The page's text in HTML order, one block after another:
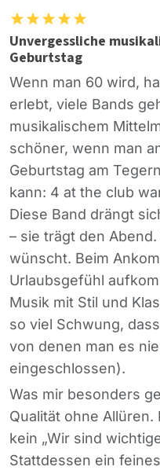
Unvergessliche
Geburtstag
Wenn man 60 wird,
erlebt, viele Bands
musikalischem
schöner, wenn man
Geburtstag am
kann: 4 at the club
Diese Band drängt
– sie trägt den
wünscht. Beim
Urlaubsgefühl
Musik mit Stil und
so viel Schwung,
von denen man es
eingeschlossen).
Was mir besonders
Qualität ohne Allüren.
kein „Wir sind
Stattdessen ein